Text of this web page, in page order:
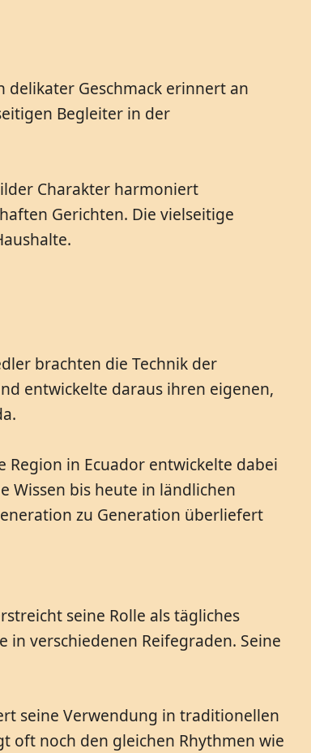
delikater Geschmack erinnert an
Begleiter in der
Charakter harmoniert
Gerichten. Die vielseitige
brachten die Technik der
entwickelte daraus ihren eigenen,
in Ecuador entwickelte dabei
Wissen bis heute in ländlichen
zu Generation überliefert
seine Rolle als tägliches
verschiedenen Reifegraden. Seine
seine Verwendung in traditionellen
oft noch den gleichen Rhythmen wie